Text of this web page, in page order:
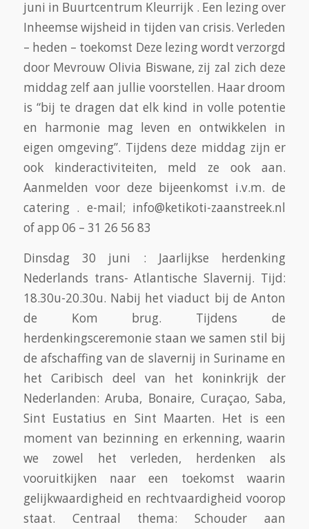
juni in Buurtcentrum Kleurrijk . Een lezing over
Inheemse wijsheid in tijden van crisis. Verleden
– heden – toekomst Deze lezing wordt verzorgd
door Mevrouw Olivia Biswane, zij zal zich deze
middag zelf aan jullie voorstellen. Haar droom
is “bij te dragen dat elk kind in volle potentie
en harmonie mag leven en ontwikkelen in
eigen omgeving”. Tijdens deze middag zijn er
ook kinderactiviteiten, meld ze ook aan.
Aanmelden voor deze bijeenkomst i.v.m. de
catering . e-mail; info@ketikoti-zaanstreek.nl
of app 06 – 31 26 56 83
Dinsdag 30 juni : Jaarlijkse herdenking
Nederlands trans- Atlantische Slavernij. Tijd:
18.30u-20.30u. Nabij het viaduct bij de Anton
de Kom brug. Tijdens de
herdenkingsceremonie staan we samen stil bij
de afschaffing van de slavernij in Suriname en
het Caribisch deel van het koninkrijk der
Nederlanden: Aruba, Bonaire, Curaçao, Saba,
Sint Eustatius en Sint Maarten. Het is een
moment van bezinning en erkenning, waarin
we zowel het verleden, herdenken als
vooruitkijken naar een toekomst waarin
gelijkwaardigheid en rechtvaardigheid voorop
staat. Centraal thema: Schouder aan